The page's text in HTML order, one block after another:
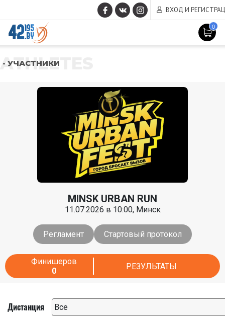
ВХОД И
0
ATHLETES
- УЧАСТНИКИ
MINSK URBAN RUN
11.07.2026 в 10:00, Минск
Регламент Стартовый протокол
Финишеров
0
РЕЗУЛЬТАТЫ
Дистанция